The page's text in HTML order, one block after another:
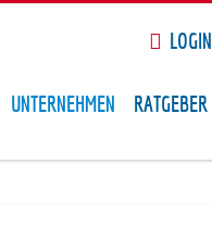
LOGIN
UNTERNEHMEN RATGEBER